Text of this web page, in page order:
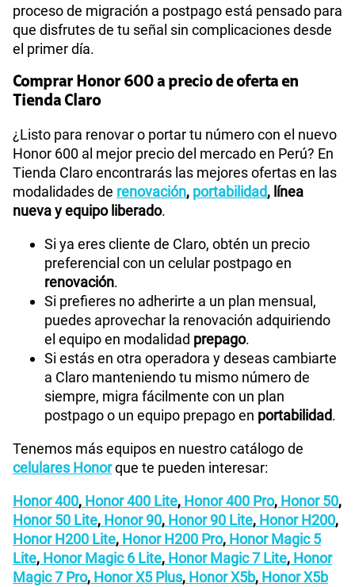
proceso de migración a postpago está pensado para
que disfrutes de tu señal sin complicaciones desde
el primer día.
Comprar Honor 600 a precio de oferta en
Tienda Claro
¿Listo para renovar o portar tu número con el nuevo
Honor 600 al mejor precio del mercado en Perú? En
Tienda Claro encontrarás las mejores ofertas en las
modalidades de renovación, portabilidad, línea
nueva y equipo liberado.
Si ya eres cliente de Claro, obtén un precio
preferencial con un celular postpago en
renovación.
Si prefieres no adherirte a un plan mensual,
puedes aprovechar la renovación adquiriendo
el equipo en modalidad prepago.
Si estás en otra operadora y deseas cambiarte
a Claro manteniendo tu mismo número de
siempre, migra fácilmente con un plan
postpago o un equipo prepago en portabilidad.
Tenemos más equipos en nuestro catálogo de
celulares Honorque te pueden interesar:
Honor 400, Honor 400 Lite, Honor 400 Pro, Honor 50,
Honor 50 Lite, Honor 90, Honor 90 Lite, Honor H200,
Honor H200 Lite, Honor H200 Pro, Honor Magic 5
Lite, Honor Magic 6 Lite, Honor Magic 7 Lite, Honor
Magic 7 Pro, Honor X5 Plus, Honor X5b, Honor X5b